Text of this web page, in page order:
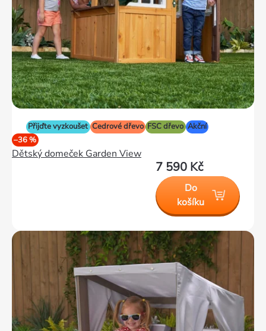
Přijďte vyzkoušet Cedrové dřevo FSC dřevo Akční
–36 %
Dětský domeček Garden View
7 590 Kč
Do
košíku